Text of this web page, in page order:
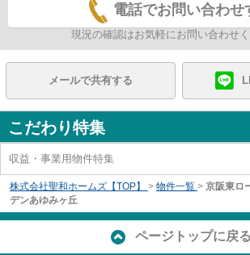
電話でお問い合わせ
現況の確認はお気軽にお問い合わせく
メールで共有する
こだわり特集
収益・事業用物件特集
株式会社聖和ホームズ【TOP】 > 物件一覧 > 京阪東ロ
デンあゆみヶ丘
ページトップに戻る